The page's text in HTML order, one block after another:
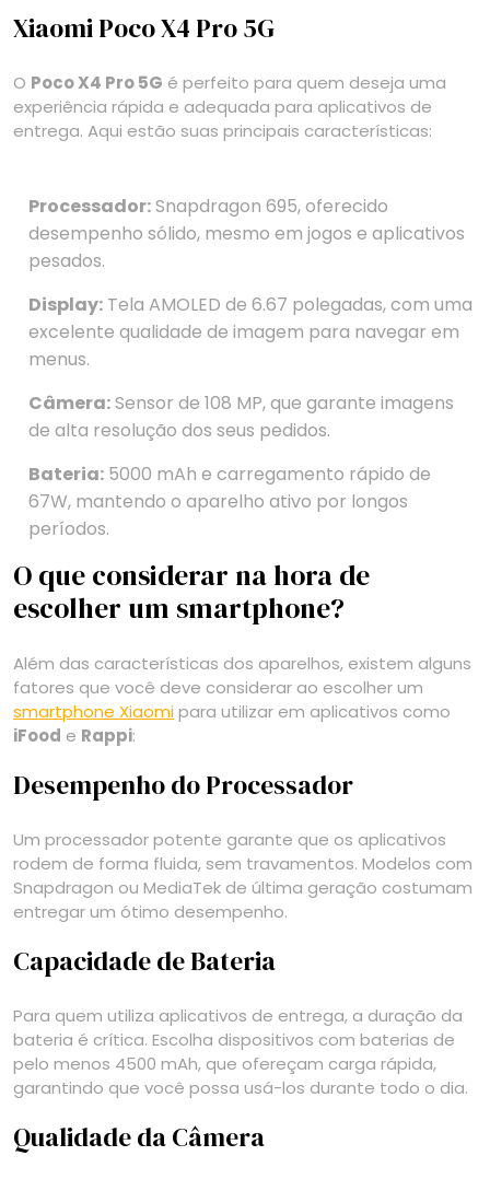
Xiaomi Poco X4 Pro 5G
O Poco X4 Pro 5G é perfeito para quem deseja uma
experiência rápida e adequada para aplicativos de
entrega. Aqui estão suas principais características:
Processador:Snapdragon 695, oferecido
desempenho sólido, mesmo em jogos e aplicativos
pesados.
Display: Tela AMOLED de 6.67 polegadas, com uma
excelente qualidade de imagem para navegar em
menus.
Câmera:Sensor de 108 MP, que garante imagens
de alta resolução dos seus pedidos.
Bateria: 5000 mAh e carregamento rápido de
67W, mantendo o aparelho ativo por longos
períodos.
O que considerar na hora de
escolher um smartphone?
Além das características dos aparelhos, existem alguns
fatores que você deve considerar ao escolher um
smartphone Xiaomipara utilizar em aplicativos como
iFood e Rappi:
Desempenho do Processador
Um processador potente garante que os aplicativos
rodem de forma fluida, sem travamentos. Modelos com
Snapdragon ou MediaTek de última geração costumam
entregar um ótimo desempenho.
Capacidade de Bateria
Para quem utiliza aplicativos de entrega, a duração da
bateria é crítica. Escolha dispositivos com baterias de
pelo menos 4500 mAh, que ofereçam carga rápida,
garantindo que você possa usá-los durante todo o dia.
Qualidade da Câmera